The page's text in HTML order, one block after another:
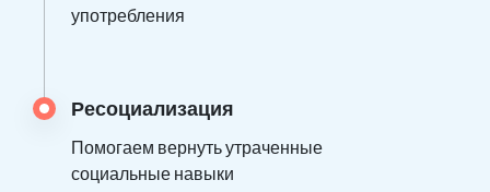
употребления
Ресоциализация
Помогаем вернуть утраченные
социальные навыки